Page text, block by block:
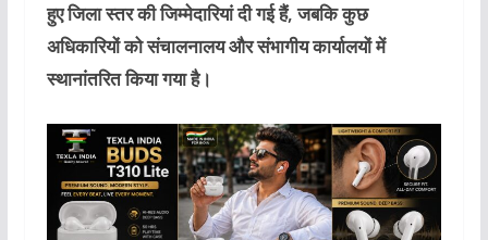
हुए जिला स्तर की जिम्मेदारियां दी गई हैं, जबकि कुछ
अधिकारियों को संचालनालय और संभागीय कार्यालयों में
स्थानांतरित किया गया है।